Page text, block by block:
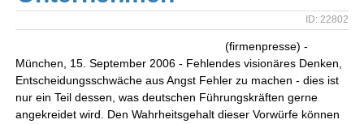
ID: 22802
(firmenpresse) -
München, 15. September 2006 - Fehlendes visionäres Denken,
Entscheidungsschwäche aus Angst Fehler zu machen - dies ist
nur ein Teil dessen, was deutschen Führungskräften gerne
angekreidet wird. Den Wahrheitsgehalt dieser Vorwürfe können